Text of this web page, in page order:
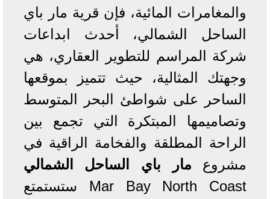
والمغامرات المائية، فإن قرية مار باي
الساحل الشمالي، أحدث ابداعات
شركة المراسم للتطوير العقاري، هي
وجهتك المثالية، حيث تتميز بموقعها
الساحر على شواطئ البحر المتوسط
وتصاميمها المبتكرة التي تجمع بين
الراحة المطلقة والفخامة الراقية في
مشروع مار باي الساحل الشمالي
Mar Bay North Coast ستستمتع